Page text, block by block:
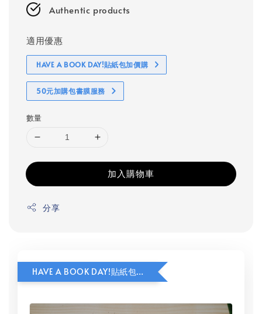
Authentic products
適用優惠
HAVE A BOOK DAY!貼紙包加價購
50元加購包書膜服務
數量
加入購物車
分享
HAVE A BOOK DAY!貼紙包加價購